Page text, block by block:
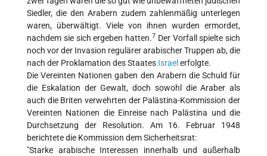
Siedler, die den Arabern zudem zahlenmäßig unterlegen
waren, überwältigt. Viele von ihnen wurden ermordet,
nachdem sie sich ergeben hatten.7 Der Vorfall spielte sich
noch vor der Invasion regulärer arabischer Truppen ab, die
nach der Proklamation des Staates Israel erfolgte.
Die Vereinten Nationen gaben den Arabern die Schuld für
die Eskalation der Gewalt, doch sowohl die Araber als
auch die Briten verwehrten der Palästina-Kommission der
Vereinten Nationen die Einreise nach Palästina und die
Durchsetzung der Resolution. Am 16. Februar 1948
berichtete die Kommission dem Sicherheitsrat:
"Starke arabische Interessen innerhalb und außerhalb